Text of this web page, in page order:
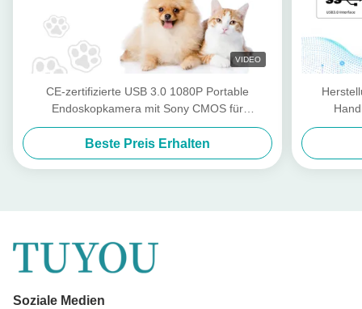
VIDEO
CE-zertifizierte USB 3.0 1080P Portable
Endoskopkamera mit Sony CMOS für
Tierinspektionen
Beste Preis Erhalten
Soziale Medien